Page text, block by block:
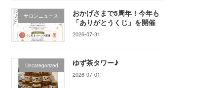
サロンニュース
おかげさまで5周年！今年も
「ありがとうくじ」を開催
2026-07-31
Uncategorized ゆず茶タワー♪
2026-07-01